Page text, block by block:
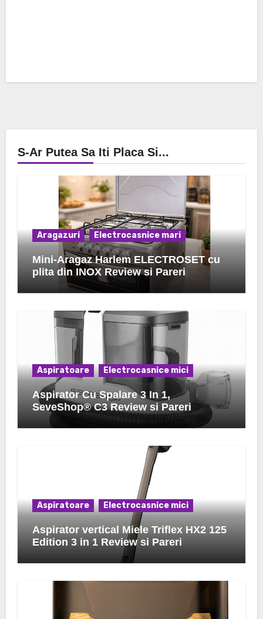
S-Ar Putea Sa Iti Placa Si...
Aragazuri Electrocasnice mari
Mini-Aragaz Harlem ELECTROSET cu
plita din INOX Review si Pareri
Aspiratoare Electrocasnice mici
Aspirator Cu Spalare 3 In 1,
SeveShop® C3 Review si Pareri
Aspiratoare Electrocasnice mici
Aspirator vertical Miele Triflex HX2 125
Edition 3 in 1 Review si Pareri